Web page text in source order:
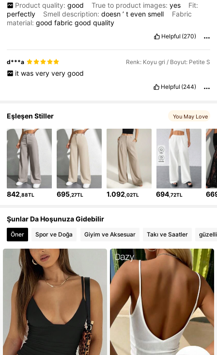
Product quality: good True to product images: yes
Fit:
perfectly
Smell description:doesn’tevensmell
Fabric
material:goodfabricgoodquality
Helpful (270)
d***a Renk: Koyu gri / Boyut: Petite S
it was very very good
Helpful (244)
Eşleşen Stiller You May Love
842 ,88TL 695 ,27TL 1.092 ,02TL 694 ,72TL
Şunlar Da Hoşunuza Gidebilir
Öner Spor ve Doğa Giyim ve Aksesuar Takı ve Saatler